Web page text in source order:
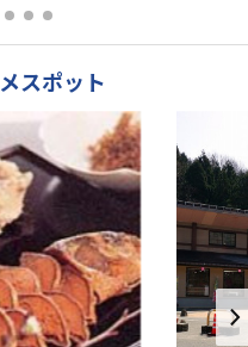
スポット